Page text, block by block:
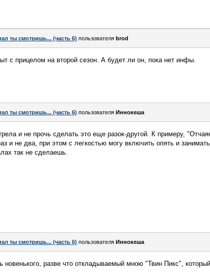
ты смотришь... (часть 6) пользователя brod
с прицелом на второй сезон. А будет ли он, пока нет инфы.
ты смотришь... (часть 6) пользователя Иннокеша
и не прочь сделать это еще разок-другой. К примеру,
и не два, при этом с легкостью могу включить опять и
так не сделаешь.
ты смотришь... (часть 6) пользователя Иннокеша
новенького, разве что откладываемый мною "Твин Пикс",